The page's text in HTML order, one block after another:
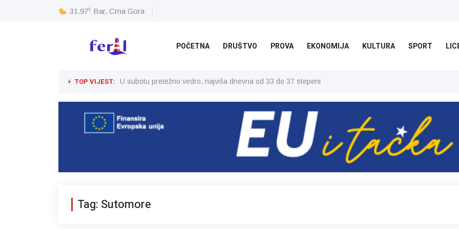
31.97c Bar, Crna Gora
POČETNA DRUŠTVO PROVA EKONOMIJA KULTURA SPORT
TOP VIJEST: U subotu pretežno vedro, najviša dnevna od 33 do 37 stepeni
Tag: Sutomore